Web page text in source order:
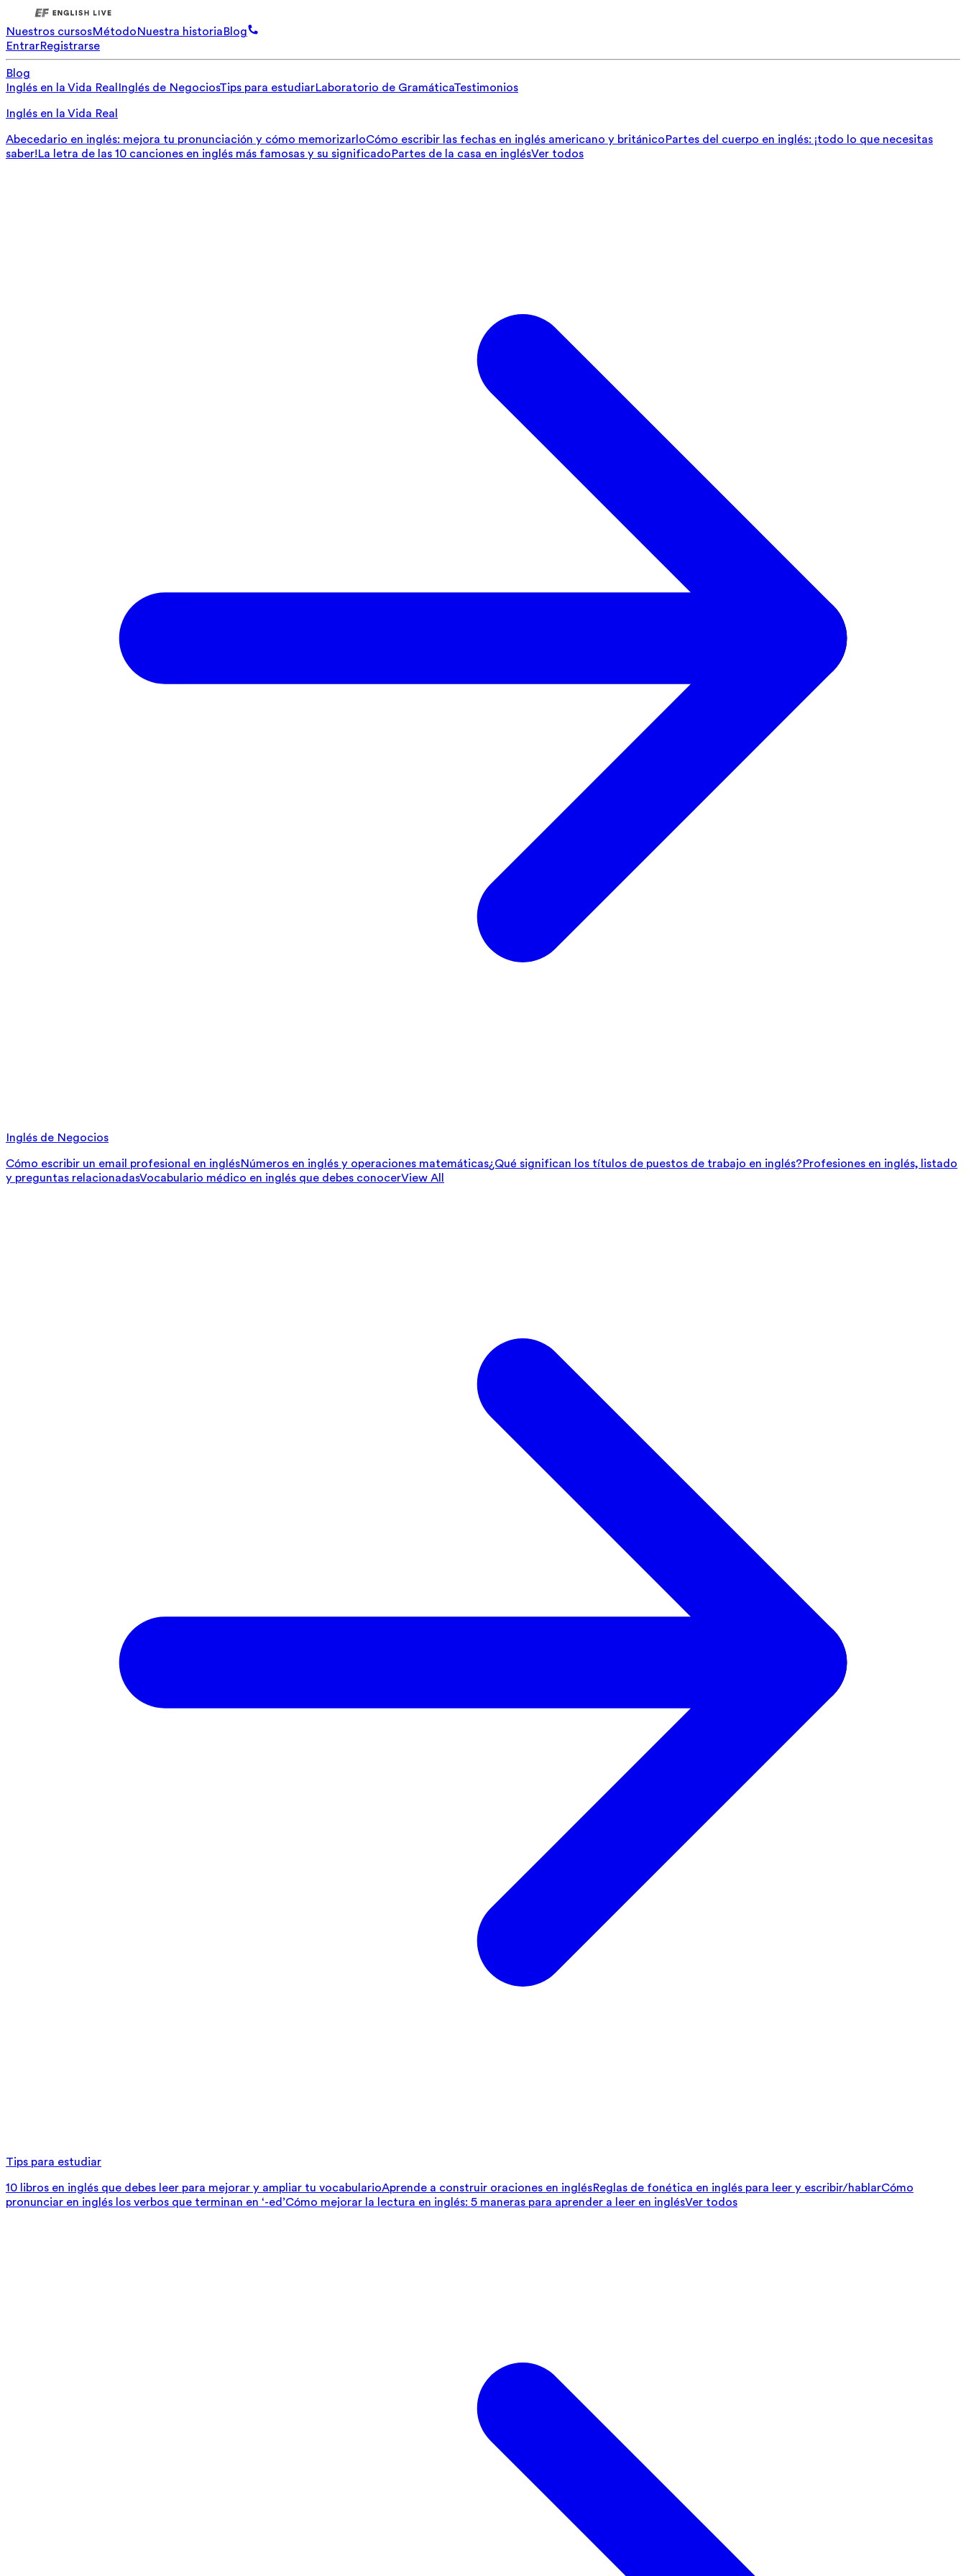
Nuestros cursosMétodoNuestra historiaBlog
EntrarRegistrarse
Blog
Inglés en la Vida Real Inglés de NegociosTips para estudiarLaboratorio de GramáticaTestimonios
Inglés en la Vida Real
Abecedario en inglés: mejora tu pronunciación y cómo memorizarloCómo escribir las fechas en inglés americano y británicoPartes del cuerpo en inglés: ¡todo lo que necesitas
saber!La letra de las 10 canciones en inglés más famosas y su significadoPartes de la casa en inglésVer todos
Inglés de Negocios
Cómo escribir un email profesional en inglésNúmeros en inglés y operaciones matemáticas¿Qué significan los títulos de puestos de trabajo en inglés?Profesiones en inglés, listado
y preguntas relacionadasVocabulario médico en inglés que debes conocerView All
Tips para estudiar
10 libros en inglés que debes leer para mejorar y ampliar tu vocabularioAprende a construir oraciones en inglésReglas de fonética en inglés para leer y escribir/hablarCómo
pronunciar en inglés los verbos que terminan en ‘-ed’Cómo mejorar la lectura en inglés: 5 maneras para aprender a leer en inglésVer todos